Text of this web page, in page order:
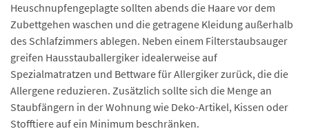
Heuschnupfengeplagte sollten abends die Haare vor dem
Zubettgehen waschen und die getragene Kleidung außerhalb
des Schlafzimmers ablegen. Neben einem Filterstaubsauger
greifen Hausstauballergiker idealerweise auf
Spezialmatratzen und Bettware für Allergiker zurück, die die
Allergene reduzieren. Zusätzlich sollte sich die Menge an
Staubfängern in der Wohnung wie Deko-Artikel, Kissen oder
Stofftiere auf ein Minimum beschränken.